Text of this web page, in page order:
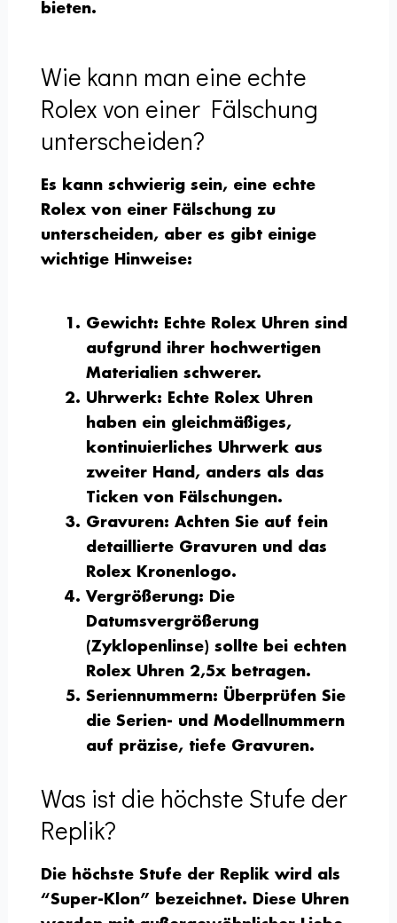
bieten.
Wie kann man eine echte
Rolex von einer Fälschung
unterscheiden?
Es kann schwierig sein, eine echte
Rolex von einer Fälschung zu
unterscheiden, aber es gibt einige
wichtige Hinweise:
Gewicht: Echte Rolex Uhren sind
aufgrund ihrer hochwertigen
Materialien schwerer.
Uhrwerk: Echte Rolex Uhren
haben ein gleichmäßiges,
kontinuierliches Uhrwerk aus
zweiter Hand, anders als das
Ticken von Fälschungen.
Gravuren: Achten Sie auf fein
detaillierte Gravuren und das
Rolex Kronenlogo.
Vergrößerung: Die
Datumsvergrößerung
(Zyklopenlinse) sollte bei echten
Rolex Uhren 2,5x betragen.
Seriennummern: Überprüfen Sie
die Serien- und Modellnummern
auf präzise, tiefe Gravuren.
Was ist die höchste Stufe der
Replik?
Die höchste Stufe der Replik wird als
“Super-Klon” bezeichnet. Diese Uhren